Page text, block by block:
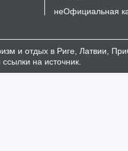
неОфициальная
и отдых в Риге, Латвии,
на источник.